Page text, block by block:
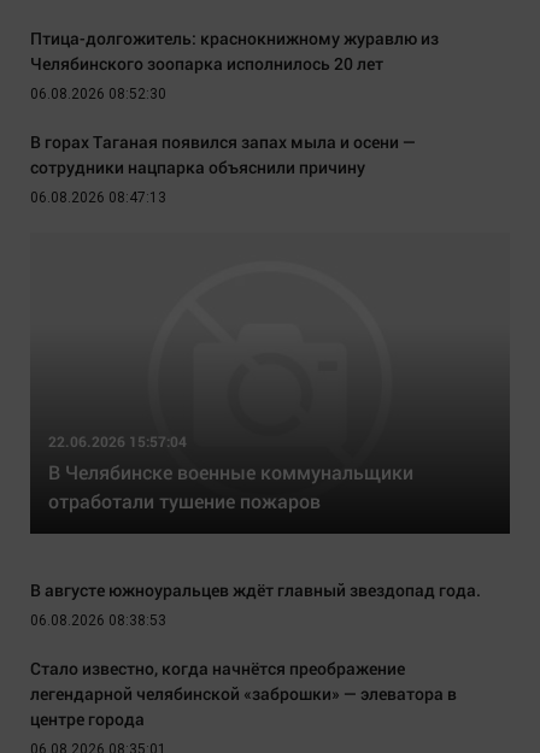
Птица-долгожитель: краснокнижному журавлю из
Челябинского зоопарка исполнилось 20 лет
06.08.2026 08:52:30
В горах Таганая появился запах мыла и осени —
сотрудники нацпарка объяснили причину
06.08.2026 08:47:13
22.06.2026 15:57:04
В Челябинске военные коммунальщики
отработали тушение пожаров
В августе южноуральцев ждёт главный звездопад года.
06.08.2026 08:38:53
Стало известно, когда начнётся преображение
легендарной челябинской «заброшки» — элеватора в
центре города
06.08.2026 08:35:01